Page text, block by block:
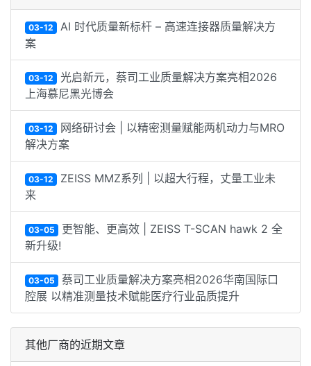
03-12 AI 时代质量新标杆 – 高速连接器质量解决方
案
03-12 光启新元，蔡司工业质量解决方案亮相2026
上海慕尼黑光博会
03-12 网络研讨会 | 以精密测量赋能两机动力与MRO
解决方案
03-12 ZEISS MMZ系列 | 以超大行程，丈量工业未
来
03-05 更智能、更高效 | ZEISS T-SCAN hawk 2 全
新升级!
03-05 蔡司工业质量解决方案亮相2026华南国际口
腔展 以精准测量技术赋能医疗行业品质提升
其他厂商的近期文章